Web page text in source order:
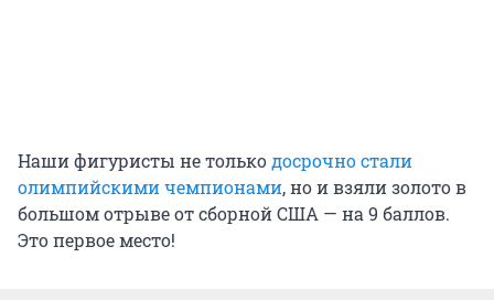
Наши фигуристы не толькодосрочно стали
олимпийскими чемпионами, но и взяли золото в
большом отрыве от сборной США — на 9 баллов.
Это первое место!